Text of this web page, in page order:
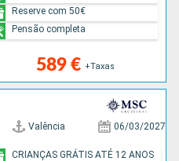
589 € +Taxas
Reserve com 50€
Pensão completa
Valência 06/03/2027
CRIANÇAS GRÁTIS ATÉ 12 ANOS